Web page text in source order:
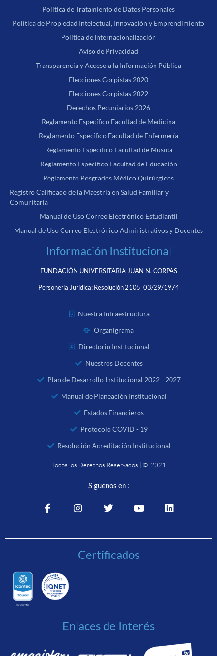
Política de Tratamiento de Datos Personales
Política de Propiedad Intelectual, Innovación y Emprendimiento
Política de Internacionalización
Aviso de Privacidad
Transparencia y Acceso a la Información Pública
Elecciones Corpistas 2020
Elecciones Corpistas 2022
Derechos Pecuniarios 2026
Reglamento Específico Facultad de Medicina
Reglamento Específico Facultad de Enfermería
Reglamento Específico Facultad de Música
Reglamento Específico Facultad de Educación
Reglamento Posgrados Médico Quirúrgicos
Registro Calificado de la Maestría en Salud Familiar y
Comunitaria
Manual de Uso Correo Electrónico Estudiantil
Manual de Uso Correo Electrónico Administrativos y Docentes
Información Institucional
FUNDACIÓN UNIVERSITARIA JUAN N. CORPAS
Personería Jurídica: Resolución 2105 03/29/1974
Nuestra Infraestructura
Organigrama
Directorio Institucional
Nuestros Docentes
Plan de Desarrollo Institucional 2022 - 2027
Manual de Planeación Institucional
Estados Financieros
Protocolo COVID - 19
Resolución Acreditación Institucional
Todos los Derechos Reservados | © 2021
Síguenos en :
Certificados
Enlaces de Interés